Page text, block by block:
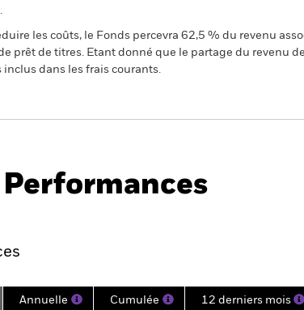
les coûts, le Fonds percevra 62,5 % du revenu
prêt de titres. Etant donné que le partage du revenu
dans les frais courants.
Performances
Annuelle Cumulée 12 derniers mois